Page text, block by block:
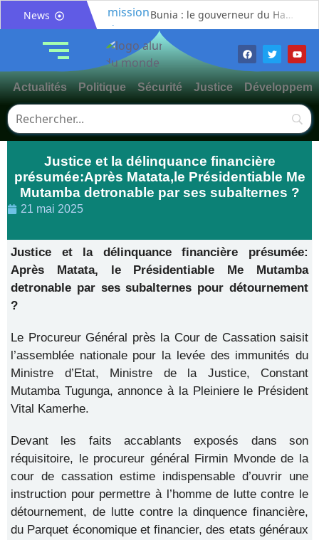
News
Bunia : le gouverneur du Haut-Uélé, Jean Bakomito Gambu, en mission de travail pour renforcer la coordination sécuritaire et sanitaire avec l’Ituri
Bunia : l’AIDAC-ASBL organise une prière d’action de grâce en l’honneur des finalistes musulmans admis à l’Examen d’État édition 2026
Ituri : un centre de traitement Ebola de plus de 100 lits ouvre ses portes pour renforcer la riposte
Ituri / Riposte contre Ebola : World Vision forme 50 leaders religieux à Bunia pour transformer la foi en actions contre Ebola
Djugu : l’ASADS et ALCAM sensibilisent près de 300 déplacés de Plaine Savo sur la protection des enfants et la cohésion sociale
Nord-Kivu : la MONUSCO évacue deux rescapés d’un crash aérien et rapatrie le corps d’une victime à Beni
Actualités Politique Sécurité Justice
Justice et la délinquance financière
présumée:Après Matata,le Présidentiable Me
Mutamba detronable par ses subalternes ?
21 mai 2025
Justice et la délinquance financière présumée:
Après Matata, le Présidentiable Me Mutamba
detronable par ses subalternes pour détournement
?
Le Procureur Général près la Cour de Cassation saisit
l’assemblée nationale pour la levée des immunités du
Ministre d’Etat, Ministre de la Justice, Constant
Mutamba Tugunga, annonce à la Pleiniere le Président
Vital Kamerhe.
Devant les faits accablants exposés dans son
réquisitoire, le procureur général Firmin Mvonde de la
cour de cassation estime indispensable d’ouvrir une
instruction pour permettre à l’homme de lutte contre le
détournement, de lutte contre la dinquence financière,
du Parquet économique et financier, des etats généraux